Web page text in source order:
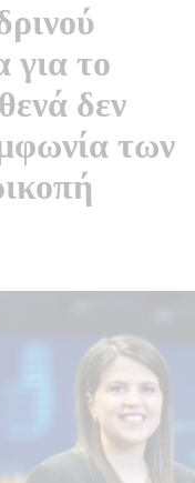
για το
δεν
των